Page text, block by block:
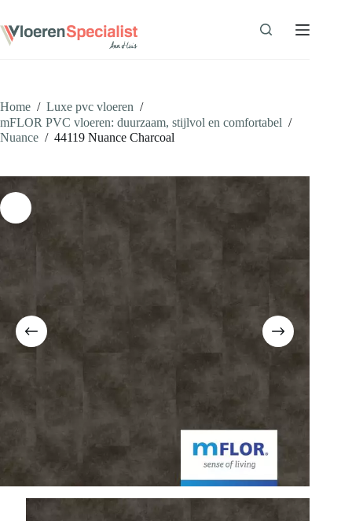
de
inhoud
Home / Luxe pvc vloeren /
mFLOR PVC vloeren: duurzaam, stijlvol en comfortabel /
Nuance / 44119 Nuance Charcoal